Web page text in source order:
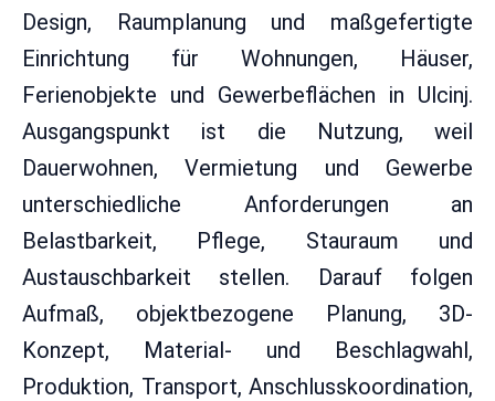
Design, Raumplanung und maßgefertigte
Einrichtung für Wohnungen, Häuser,
Ferienobjekte und Gewerbeflächen in Ulcinj.
Ausgangspunkt ist die Nutzung, weil
Dauerwohnen, Vermietung und Gewerbe
unterschiedliche Anforderungen an
Belastbarkeit, Pflege, Stauraum und
Austauschbarkeit stellen. Darauf folgen
Aufmaß, objektbezogene Planung, 3D-
Konzept, Material- und Beschlagwahl,
Produktion, Transport, Anschlusskoordination,